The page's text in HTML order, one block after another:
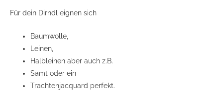
Für dein Dirndl eignen sich
Baumwolle,
Leinen,
Halbleinen aber auch z.B.
Samt oder ein
Trachtenjacquard perfekt.